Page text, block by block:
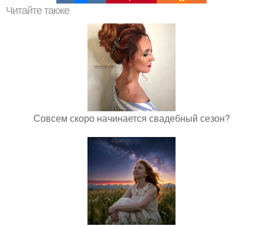
Читайте также
Совсем скоро начинается свадебный сезон?